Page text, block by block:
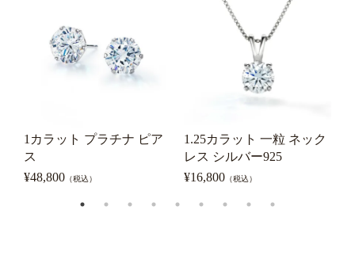
1カラット プラチナ ピア
ス
¥48,800 （税込）
1.25カラット 一粒 ネック
レス シルバー925
¥16,800 （税込）